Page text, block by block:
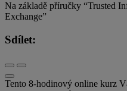
Na základě příručky “Trusted
Exchange”
Sdílet:
Tento 8-hodinový online kurz